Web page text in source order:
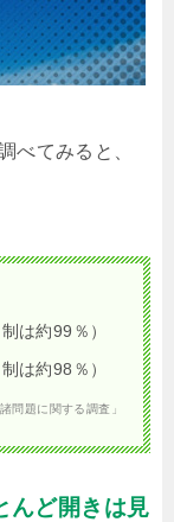
べてみると、
は約99％）
は約98％）
問題に関する調査」
んど開きは見